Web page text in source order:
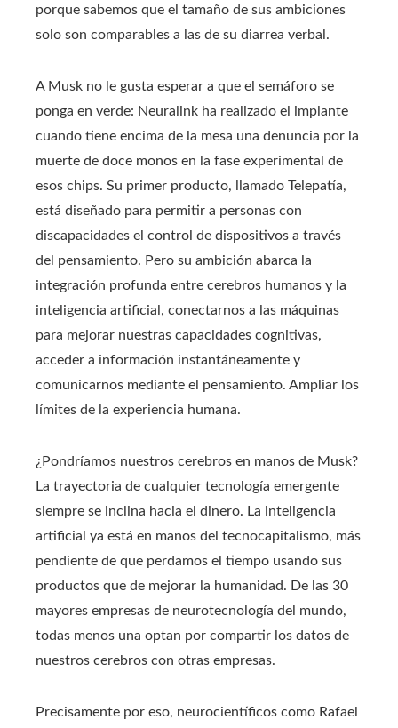
porque sabemos que el tamaño de sus ambiciones
solo son comparables a las de su diarrea verbal.
A Musk no le gusta esperar a que el semáforo se
ponga en verde: Neuralink ha realizado el implante
cuando tiene encima de la mesa una denuncia por la
muerte de doce monos en la fase experimental de
esos chips. Su primer producto, llamado Telepatía,
está diseñado para permitir a personas con
discapacidades el control de dispositivos a través
del pensamiento. Pero su ambición abarca la
integración profunda entre cerebros humanos y la
inteligencia artificial, conectarnos a las máquinas
para mejorar nuestras capacidades cognitivas,
acceder a información instantáneamente y
comunicarnos mediante el pensamiento. Ampliar los
límites de la experiencia humana.
¿Pondríamos nuestros cerebros en manos de Musk?
La trayectoria de cualquier tecnología emergente
siempre se inclina hacia el dinero. La inteligencia
artificial ya está en manos del tecnocapitalismo, más
pendiente de que perdamos el tiempo usando sus
productos que de mejorar la humanidad. De las 30
mayores empresas de neurotecnología del mundo,
todas menos una optan por compartir los datos de
nuestros cerebros con otras empresas.
Precisamente por eso, neurocientíficos como Rafael